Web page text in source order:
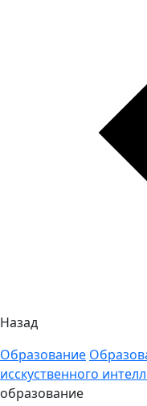
Назад
Образование
исскуственного
образование